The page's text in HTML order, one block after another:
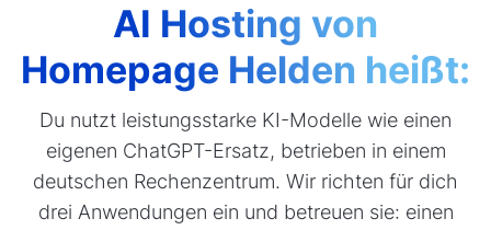
AI Hosting von
Homepage Helden heißt:
Du nutzt leistungsstarke KI-Modelle wie einen
eigenen ChatGPT-Ersatz, betrieben in einem
deutschen Rechenzentrum. Wir richten für dich
drei Anwendungen ein und betreuen sie: einen